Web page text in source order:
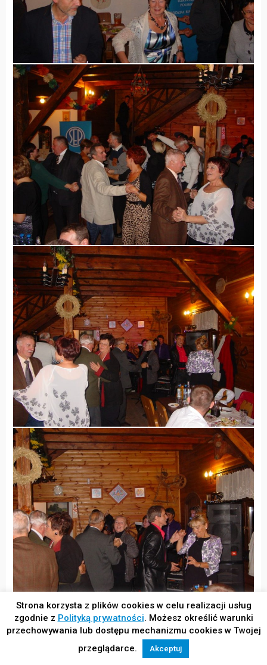
Strona korzysta z plików cookies w celu realizacji usług
zgodnie z Polityką prywatności. Możesz określić warunki
przechowywania lub dostępu mechanizmu cookies w Twojej
przeglądarce.
Akceptuj